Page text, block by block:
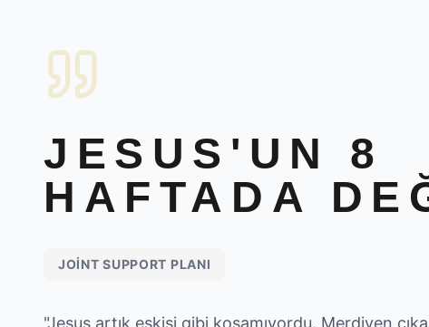
JESUS'UN 8
HAFTADA
JOINT SUPPORT PLANI
"Jesus artık eskisi gibi koşamıyordu. Merdiven